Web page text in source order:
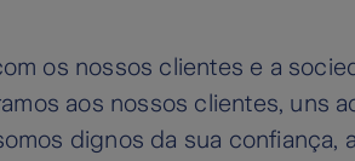
os nossos clientes e a
aos nossos clientes, uns
dignos da sua confiança,